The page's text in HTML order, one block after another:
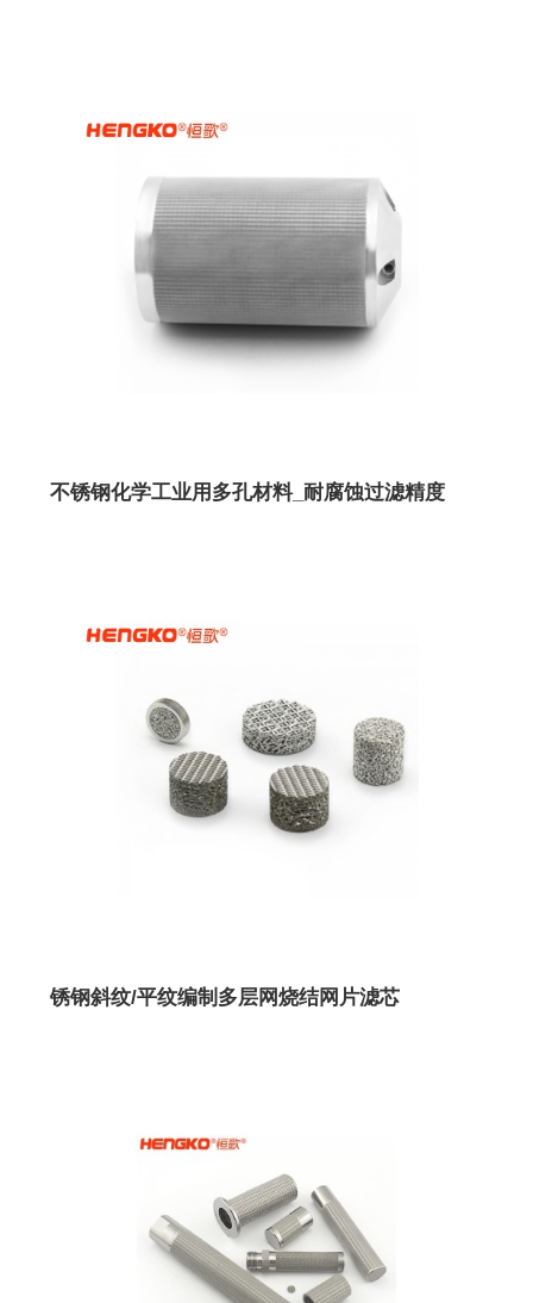
不锈钢化学工业用多孔材料_耐腐蚀过滤精度
锈钢斜纹/平纹编制多层网烧结网片滤芯